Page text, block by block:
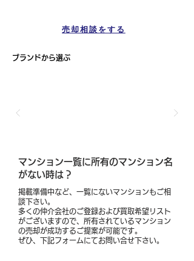
売却相談をする
ブランドから選ぶ
​マンション一覧に所有のマンション名
がない時は？
掲載準備中など、一覧にないマンションもご相
談下さい。
多くの仲介会社のご登録および買取希望リスト
がございますので、所有されているマンション
の売却が成功するご提案が可能です。
​ぜひ、下記フォームにてお問い合せ下さい。